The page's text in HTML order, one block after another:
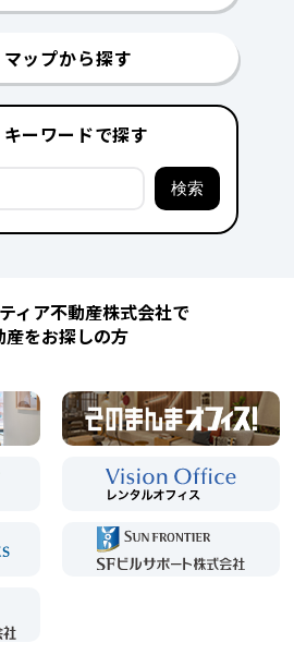
マップから探す
キーワードで探す
ィア不動産株式会社で
産をお探しの方